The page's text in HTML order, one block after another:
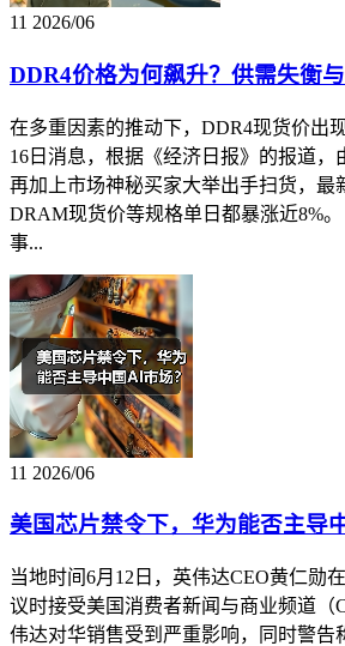
11 2026/06
DDR4价格为何飙升？供需失衡
在多重因素的推动下，DDR4现货价出
16日消息，根据《经济日报》的报道，
再加上市场神秘买家大举出手扫货，最
DRAM现货价等规格单日都暴涨近8%
事...
11 2026/06
美国芯片禁令下，华为能否主导
当地时间6月12日，英伟达CEO黄仁勋
议时接受美国消费者新闻与商业频道（
伟达对华销售受到严重影响，同时警告